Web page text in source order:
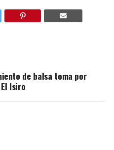
de balsa toma por
Isiro